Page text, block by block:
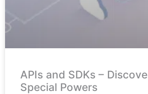
APIs and SDKs –
Special Powers